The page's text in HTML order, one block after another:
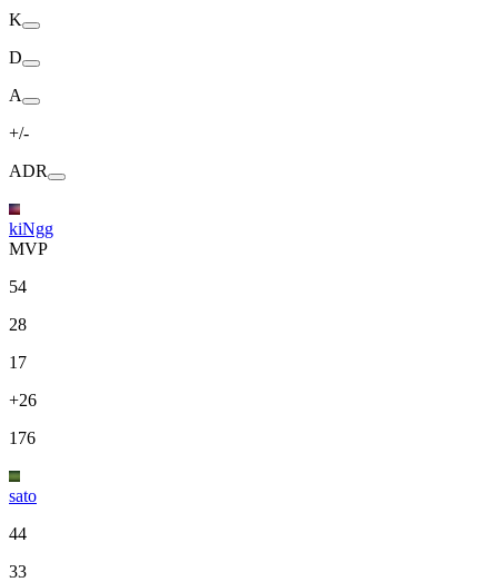
K
D
A
+/-
ADR
kiNgg
MVP
54
28
17
+26
176
sato
44
33